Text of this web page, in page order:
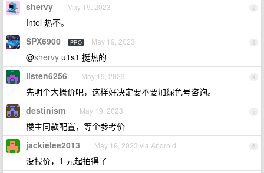
2
shervy May 19, 2023
Intel 热不。
3
SPX6900 PRO May 19, 2023
@shervy u1s1 挺热的
4
listen6256 May 19, 2023
先明个大概价吧，这样好决定要不要加绿色号咨询。
5
destinism May 19, 2023
楼主同款配置，等个参考价
6
jackielee2013 May 19, 2023 via Android
没报价，1 元起拍得了